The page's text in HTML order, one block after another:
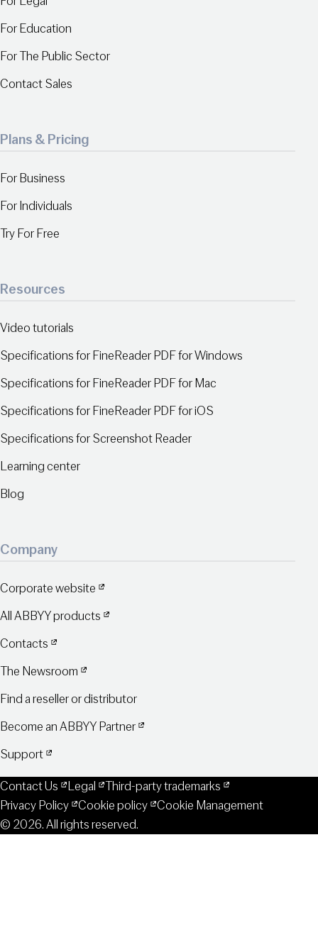
For Education
For The Public Sector
Contact Sales
Plans & Pricing
For Business
For Individuals
Try For Free
Resources
Video tutorials
Specifications for FineReader PDF for Windows
Specifications for FineReader PDF for Mac
Specifications for FineReader PDF for iOS
Specifications for Screenshot Reader
Learning center
Blog
Company
Corporate website
All ABBYY products
Contacts
The Newsroom
Find a reseller or distributor
Become an ABBYY Partner
Support
Contact Us Legal
Third-party trademarks
Privacy Policy
Cookie policy
Cookie Management
© 2026. All rights reserved.